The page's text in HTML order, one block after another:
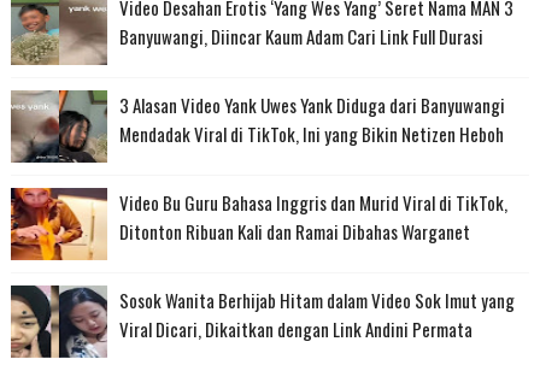
Video Desahan Erotis ‘Yang Wes Yang’ Seret Nama MAN 3
Banyuwangi, Diincar Kaum Adam Cari Link Full Durasi
3 Alasan Video Yank Uwes Yank Diduga dari Banyuwangi
Mendadak Viral di TikTok, Ini yang Bikin Netizen Heboh
Video Bu Guru Bahasa Inggris dan Murid Viral di TikTok,
Ditonton Ribuan Kali dan Ramai Dibahas Warganet
Sosok Wanita Berhijab Hitam dalam Video Sok Imut yang
Viral Dicari, Dikaitkan dengan Link Andini Permata